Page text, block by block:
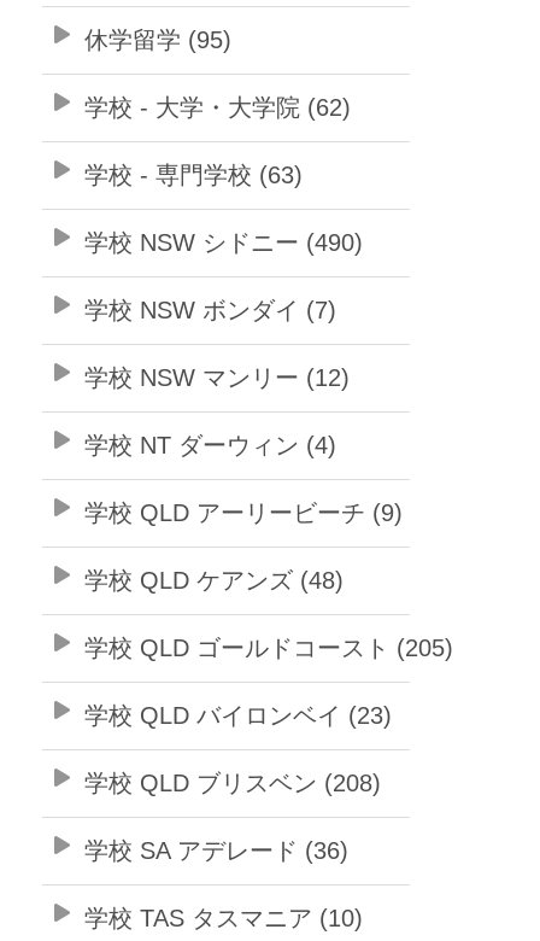
休学留学 (95)
学校 - 大学・大学院 (62)
学校 - 専門学校 (63)
学校 NSW シドニー (490)
学校 NSW ボンダイ (7)
学校 NSW マンリー (12)
学校 NT ダーウィン (4)
学校 QLD アーリービーチ (9)
学校 QLD ケアンズ (48)
学校 QLD ゴールドコースト (205)
学校 QLD バイロンベイ (23)
学校 QLD ブリスベン (208)
学校 SA アデレード (36)
学校 TAS タスマニア (10)